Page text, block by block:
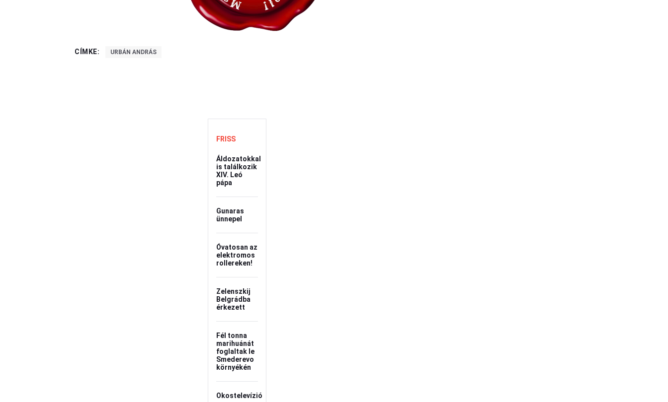
CÍMKE: URBÁN ANDRÁS
FRISS
Áldozatokkal
is találkozik
XIV. Leó
pápa
Gunaras
ünnepel
Óvatosan az
elektromos
rollereken!
Zelenszkij
Belgrádba
érkezett
Fél tonna
marihuánát
foglaltak le
Smederevo
környékén
Okostelevízió